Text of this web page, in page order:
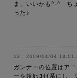
ま、いいかも^-^ ち
った♪
2009/04/04 18:01
ガンナーの位置はア
ーを超ｶｯｺｲｲ系にし